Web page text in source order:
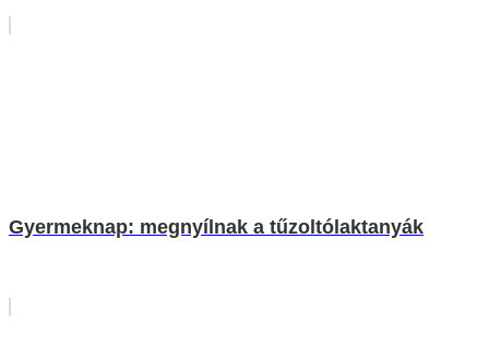
Gyermeknap: megnyílnak a tűzoltólaktanyák